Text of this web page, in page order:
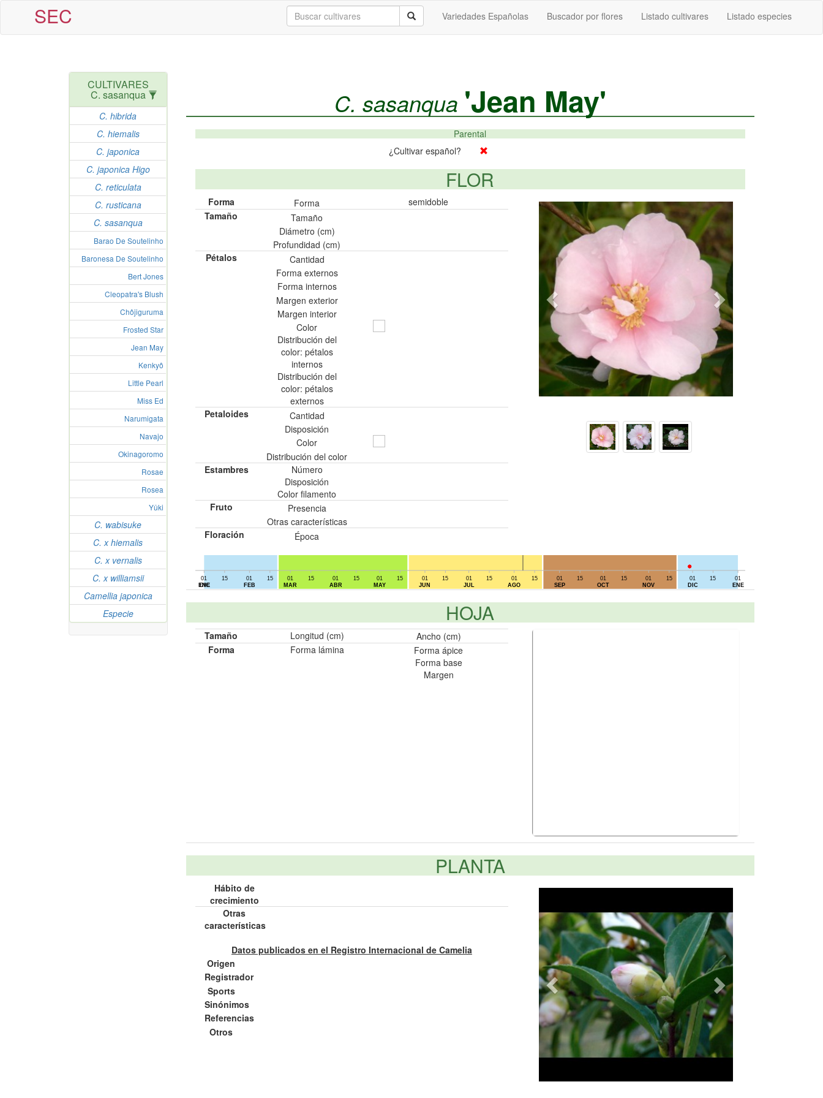
SEC Listado especies
Listado cultivares
Buscador por flores
Variedades Españolas
CULTIVARES
C. sasanqua
C. hibrida
C. hiemalis
C. japonica
C. japonica Higo
C. reticulata
C. rusticana
C. sasanqua
Barao De Soutelinho
Baronesa De Soutelinho
Bert Jones
Cleopatra's Blush
Chôjiguruma
Frosted Star
Jean May
Kenkyô
Little Pearl
Miss Ed
Narumigata
Navajo
Okinagoromo
Rosae
Rosea
Yûki
C. wabisuke
C. x hiemalis
C. x vernalis
C. x williamsii
Camellia japonica
Especie
C. sasanqua 'Jean May'
Parental
¿Cultivar español?
FLOR
Forma Forma
semidoble
Tamaño
Tamaño
Diámetro (cm)
Profundidad (cm)
Pétalos
Cantidad
Forma externos
Forma internos
Margen exterior
Margen interior
Color
Distribución del
color: pétalos
internos
Distribución del
color: pétalos
externos
Petaloides
Cantidad
Disposición
Color
Distribución del color
Estambres
Número
Disposición
Color filamento
Fruto
Presencia
Otras características
Floración
Época
DIC
01
ENE
15
01
FEB
15
01
MAR
15
01
ABR
15
01
MAY
15
01
JUN
15
01
JUL
15
01
AGO
15
01
SEP
15
01
OCT
15
01
NOV
15
01
DIC
15
01
ENE
HOJA
Tamaño Longitud (cm)
Ancho (cm)
Forma
Forma lámina
Forma ápice
Forma base
Margen
PLANTA
Hábito de
crecimiento
Otras
características
Datos publicados en el Registro Internacional de Camelia
Origen
Registrador
Sports
Sinónimos
Referencias
Otros